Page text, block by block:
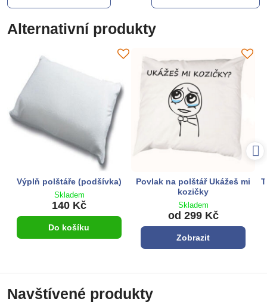
Alternativní produkty
Výplň polštáře (podšívka)
Skladem
140 Kč
Do košíku
Povlak na polštář Ukážeš mi
kozičky
Skladem
od 299 Kč
Zobrazit
Navštívené produkty